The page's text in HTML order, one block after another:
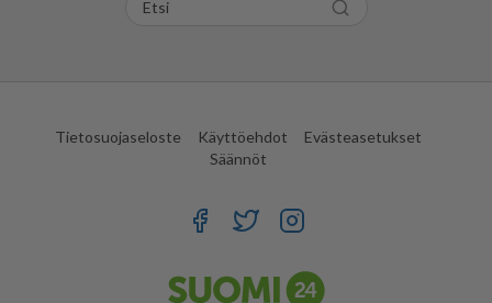
Tietosuojaseloste Käyttöehdot
Evästeasetukset
Säännöt